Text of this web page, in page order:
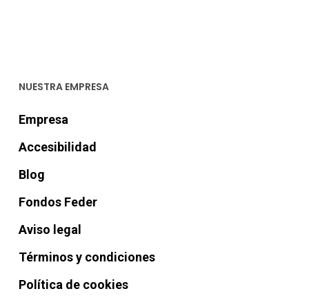
NUESTRA EMPRESA
Empresa
Accesibilidad
Blog
Fondos Feder
Aviso legal
Términos y condiciones
Política de cookies